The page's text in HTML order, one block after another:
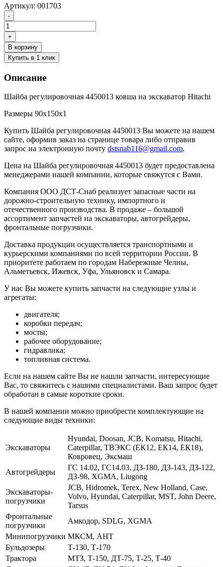
Артикул: 001703
Количество
товара
Шайба
регулировочная
4450013
-
+
В корзину
Купить в 1 клик
Описание
Шайба регулировочная 4450013 ковша на экскаватор Hitachi
Размеры 90х150х1
Купить Шайба регулировочная 4450013 Вы можете на нашем
сайте, оформив заказ на странице товара либо отправив
запрос на электронную почту dstsnab116@gmail.com.
Цена на Шайба регулировочная 4450013 будет предоставлена
менеджерами нашей компании, которые свяжутся с Вами.
Компания ООО ДСТ-Снаб реализует запасные части на
дорожно-строительную технику, импортного и
отечественного производства. В продаже – большой
ассортимент запчастей на экскаваторы, автогрейдеры,
фронтальные погрузчики.
Доставка продукции осуществляется транспортными и
курьерскими компаниями по всей территории России. В
приоритете работаем по городам Набережные Челны,
Альметьевск, Ижевск, Уфа, Ульяновск и Самара.
У нас Вы можете купить запчасти на следующие узлы и
агрегаты:
двигателя;
коробки передач;
мосты;
рабочее оборудование;
гидравлика;
топливная система.
Если на нашем сайте Вы не нашли запчасти, интересующие
Вас, то свяжитесь с нашими специалистами. Ваш запрос будет
обработан в самые короткие сроки.
В нашей компании можно приобрести комплектующие на
следующие виды техники:
Экскаваторы
Hyundai, Doosan, JCB, Komatsu, Hitachi,
Caterpillar, ТВЭКС (ЕК12, ЕК14, ЕК18),
Ковровец, Эксмаш
Автогрейдеры
ГС 14.02, ГС14.03, ДЗ-180, ДЗ-143, ДЗ-122,
ДЗ-98, XGMA, Liugong
Экскаваторы-
погрузчики
JCB, Hidromek, Terex, New Holland, Case,
Volvo, Hyundai, Caterpillar, MST, John Deere,
Tarsus
Фронтальные
погрузчики
Амкодор, SDLG, XGMA
Минипогрузчики МКСМ, АНТ
Бульдозеры
Т-130, Т-170
Трактора
МТЗ, Т-150, ДТ-75, Т-25, Т-40